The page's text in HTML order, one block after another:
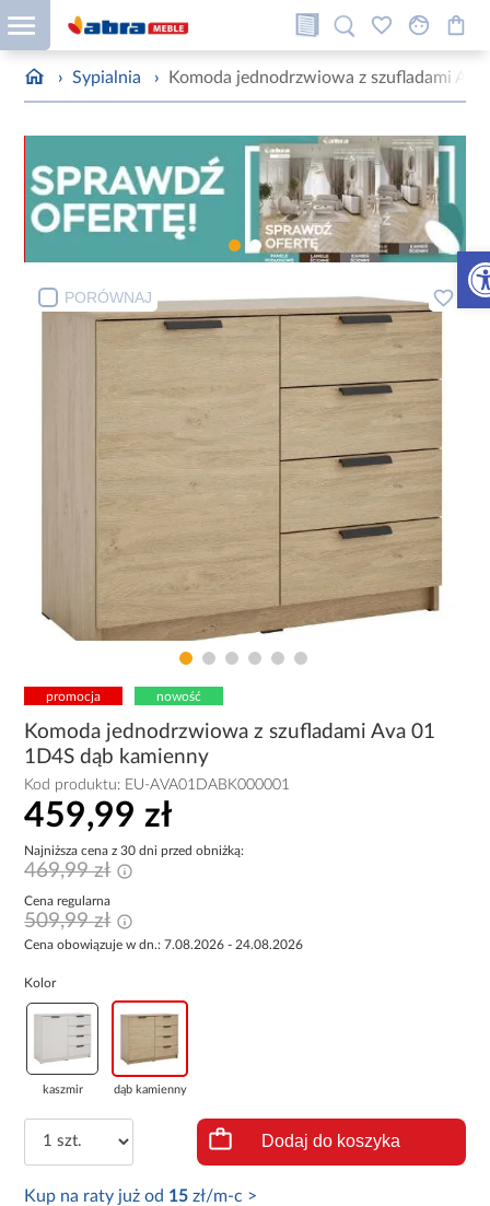
› Sypialnia › Komoda jednodrzwiowa z szufladami
PORÓWNAJ
promocja nowość
Komoda jednodrzwiowa z szufladami Ava 01
1D4S dąb kamienny
Kod produktu: EU-AVA01DABK000001
459,99 zł
Najniższa cena z 30 dni przed obniżką:
469,99 zł
Cena regularna
509,99 zł
Cena obowiązuje w dn.: 7.08.2026 - 24.08.2026
Kolor
kaszmir dąb kamienny
Dodaj do koszyka
Kup na raty już od 15 zł/m-c >